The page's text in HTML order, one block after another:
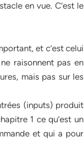
en vue. C’est le
et c’est celui
raisonnent pas en
mais pas sur les
(inputs) produit
1 ce qu’est un
et qui a pour